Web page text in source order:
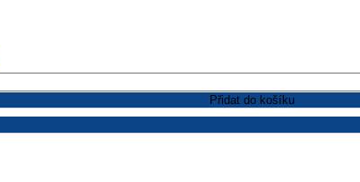
Přidat do košíku